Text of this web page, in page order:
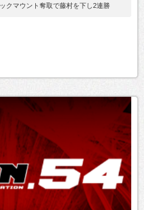
ックマウント奪取で藤村を下し2連勝